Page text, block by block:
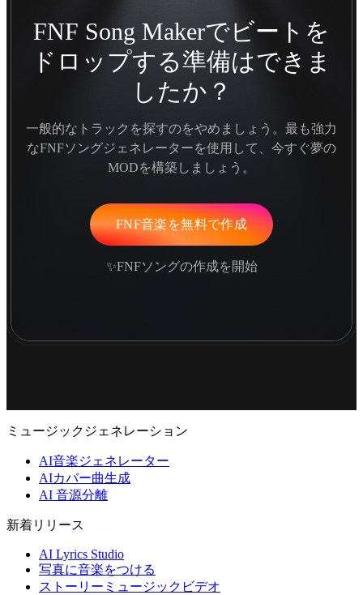
FNF Song Makerでビートを
ドロップする準備はできま
したか？
一般的なトラックを探すのをやめましょう。最も強力
なFNFソングジェネレーターを使用して、今すぐ夢の
MODを構築しましょう。
FNF音楽を無料で作成
✨FNFソングの作成を開始
ミュージックジェネレーション
AI音楽ジェネレーター
AIカバー曲生成
AI 音源分離
新着リリース
AI Lyrics Studio
写真に音楽をつける
ストーリーミュージックビデオ